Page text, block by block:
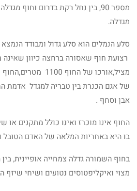
מספר 90, בין נחל רקת בדרום וחוף
מגדלה.
רצועת חוף שאסורה ברחצה כיוון שאינה
מציל,אורכו של החוף
של אגם הכנרת בין טבריה למגדל אדמת
אבן וסחף .
החוף אינו מוכרז ואינו כולל מתקנים או
בו היא באחריות המלאה של האדם הטובל
בחוף השמורה גדלה צמחייה אופיינית,
מצוי ואיקליפטוסים נטועים ושיחי